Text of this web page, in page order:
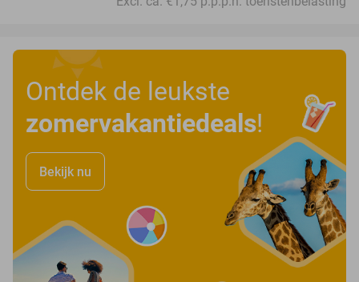
Ontdek de leukste
zomervakantiedeals!
Bekijk nu